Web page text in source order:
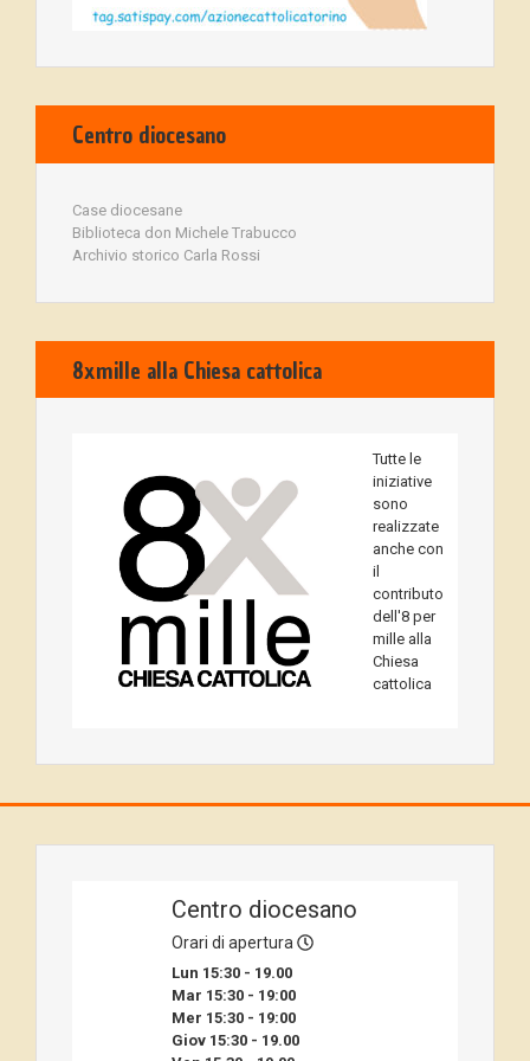
Centro diocesano
Case diocesane
Biblioteca don Michele Trabucco
Archivio storico Carla Rossi
8xmille alla Chiesa cattolica
Tutte le
iniziative
sono
realizzate
anche con
il
contributo
dell'8 per
mille alla
Chiesa
cattolica
Centro diocesano
Orari di apertura
Lun 15:30 - 19.00
Mar 15:30 - 19:00
Mer 15:30 - 19:00
Giov 15:30 - 19.00